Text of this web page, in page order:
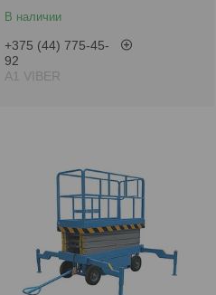
В наличии
+375 (44) 775-45-
92
А1 VIBER